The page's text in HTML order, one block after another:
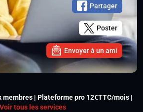
Partager
Poster
Envoyer à un ami
membres | Plateforme pro 12€TTC/mois |
Voir tous les services